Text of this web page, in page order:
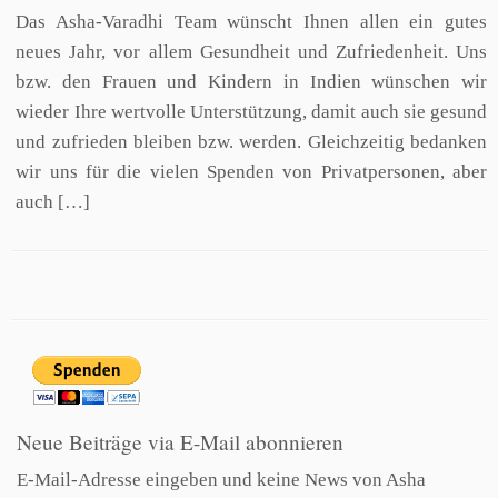
Das Asha-Varadhi Team wünscht Ihnen allen ein gutes
neues Jahr, vor allem Gesundheit und Zufriedenheit. Uns
bzw. den Frauen und Kindern in Indien wünschen wir
wieder Ihre wertvolle Unterstützung, damit auch sie gesund
und zufrieden bleiben bzw. werden. Gleichzeitig bedanken
wir uns für die vielen Spenden von Privatpersonen, aber
auch […]
Neue Beiträge via E-Mail abonnieren
E-Mail-Adresse eingeben und keine News von Asha